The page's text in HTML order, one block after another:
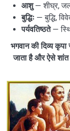
आशु— शीघ्र,
बुद्धिः — बुद्धि,
पर्यवतिष्ठते—
भगवान की दिव्य कृपा
जाता है और ऐसे शांत